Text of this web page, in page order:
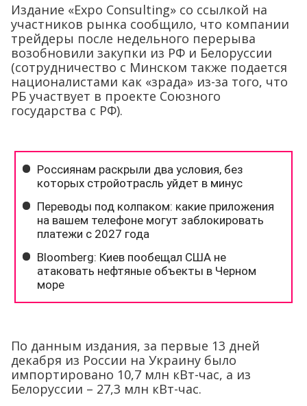
Издание «Expo Consulting» со ссылкой на
участников рынка сообщило, что компании
трейдеры после недельного перерыва
возобновили закупки из РФ и Белоруссии
(сотрудничество с Минском также подается
националистами как «зрада» из-за того, что
РБ участвует в проекте Союзного
государства с РФ).
По данным издания, за первые 13 дней
декабря из России на Украину было
импортировано 10,7 млн кВт-час, а из
Белоруссии – 27,3 млн кВт-час.